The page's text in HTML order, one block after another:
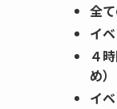
全
イ
４
め）
イ